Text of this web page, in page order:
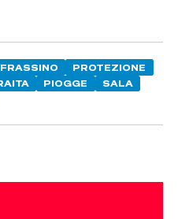
FRASSINO
PROTEZIONE
PIOGGE
SALA